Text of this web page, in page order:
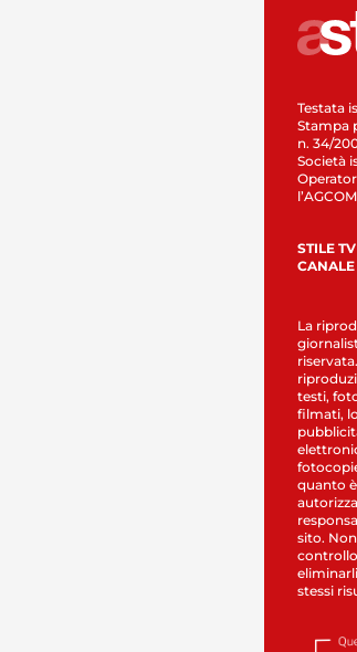
Testata
Stampa
n. 34/
Società
STILE
CANALE
La
testi,
filmati,
quanto
sito.
stessi